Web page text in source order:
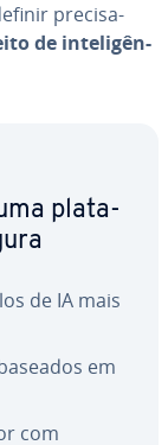
pre­ci­sa­
de in­te­li­gên­
pla­ta­
de IA mais
em
com